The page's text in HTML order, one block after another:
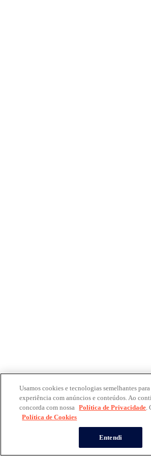
Usamos cookies e tecnologias semelhantes
experiência com anúncios e conteúdos. Ao
concorda com nossa Política de Privacidade.
Política de Cookies
Entendi